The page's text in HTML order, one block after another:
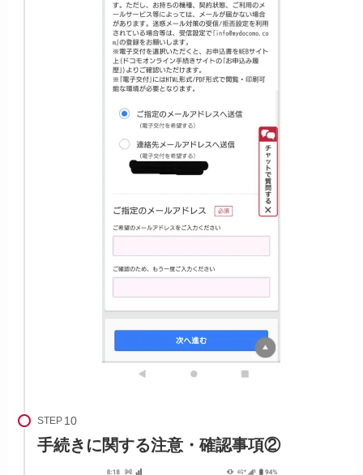
STEP
手続きに関する注意・確認事項②